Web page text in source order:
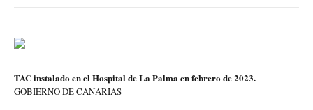
TAC instalado en el Hospital de La Palma en febrero de 2023.
GOBIERNO DE CANARIAS